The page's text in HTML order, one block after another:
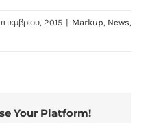
2015 | Markup, News,
Your Platform!